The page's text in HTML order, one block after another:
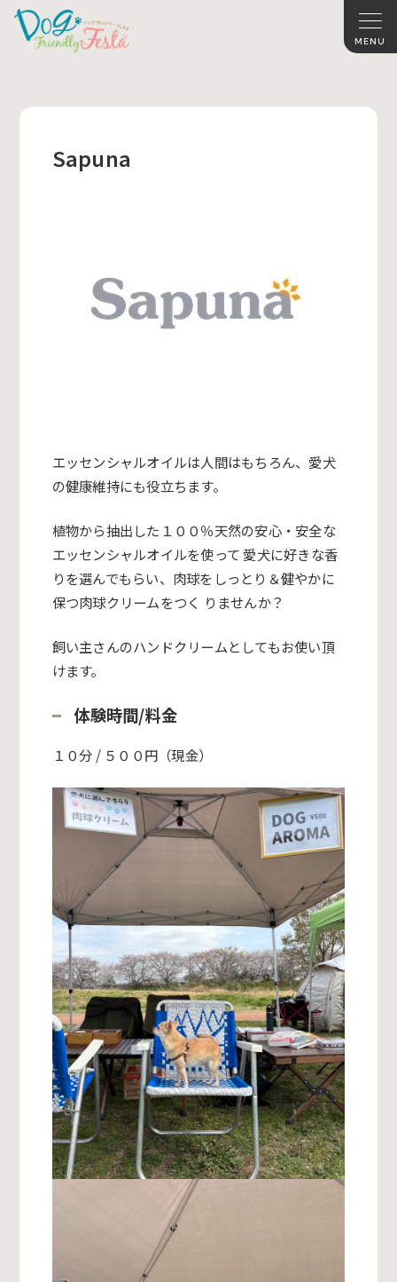
Sapuna
エッセンシャルオイルは人間はもちろん、愛犬
の健康維持にも役立ちます。
植物から抽出した１００％天然の安心・安全な
エッセンシャルオイルを使って 愛犬に好きな香
りを選んでもらい、肉球をしっとり＆健やかに
保つ肉球クリームをつく りませんか？
飼い主さんのハンドクリームとしてもお使い頂
けます。
体験時間/料金
１０分 / ５００円（現金）